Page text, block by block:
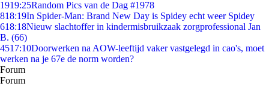
1919:25Random Pics van de Dag #1978
818:19In Spider-Man: Brand New Day is Spidey echt weer Spidey
618:18Nieuw slachtoffer in kindermisbruikzaak zorgprofessional Jan
B. (66)
4517:10Doorwerken na AOW-leeftijd vaker vastgelegd in cao's, moet
werken na je 67e de norm worden?
Forum
Forum